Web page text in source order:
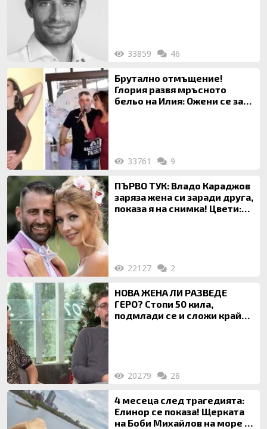
33859 46
Брутално отмъщение!
Глория развя мръсното
бельо на Илия: Ожени се за
33761 9
ПЪРВО ТУК: Владо Караджов
заряза жена си заради друга,
показа я на снимка! Цвети:
22127 2
НОВА ЖЕНА ЛИ РАЗВЕДЕ
ГЕРО? Стопи 50 кила,
подмлади се и сложи край
20279 28
4 месеца след трагедията:
Елинор се показа! Щерката
на Боби Михайлов на море с